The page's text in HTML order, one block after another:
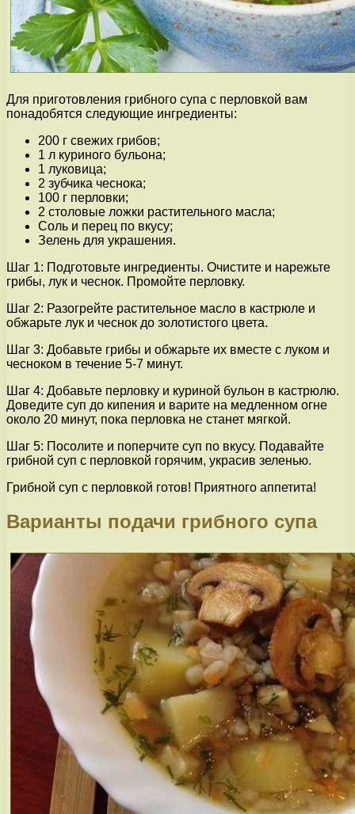
Для приготовления грибного супа с перловкой вам
понадобятся следующие ингредиенты:
200 г свежих грибов;
1 л куриного бульона;
1 луковица;
2 зубчика чеснока;
100 г перловки;
2 столовые ложки растительного масла;
Соль и перец по вкусу;
Зелень для украшения.
Шаг 1: Подготовьте ингредиенты. Очистите и нарежьте
грибы, лук и чеснок. Промойте перловку.
Шаг 2: Разогрейте растительное масло в кастрюле и
обжарьте лук и чеснок до золотистого цвета.
Шаг 3: Добавьте грибы и обжарьте их вместе с луком и
чесноком в течение 5-7 минут.
Шаг 4: Добавьте перловку и куриной бульон в кастрюлю.
Доведите суп до кипения и варите на медленном огне
около 20 минут, пока перловка не станет мягкой.
Шаг 5: Посолите и поперчите суп по вкусу. Подавайте
грибной суп с перловкой горячим, украсив зеленью.
Грибной суп с перловкой готов! Приятного аппетита!
Варианты подачи грибного супа